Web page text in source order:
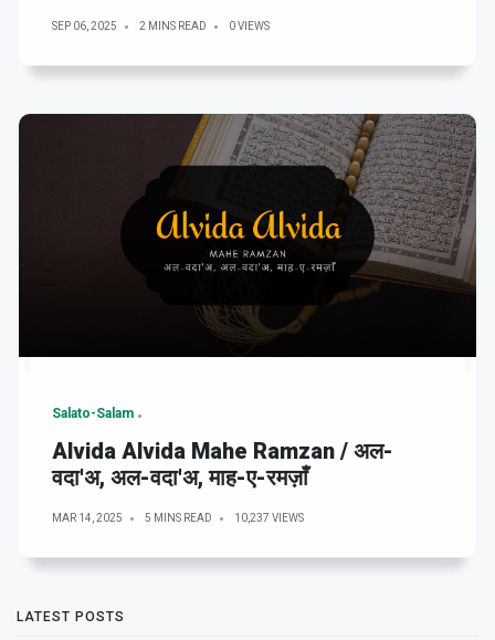
SEP 06, 2025 2 MINS READ 0 VIEWS
Salato-Salam
Alvida Alvida Mahe Ramzan / अल-
वदा'अ, अल-वदा'अ, माह-ए-रमज़ाँ
MAR 14, 2025 5 MINS READ 10,237 VIEWS
LATEST POSTS